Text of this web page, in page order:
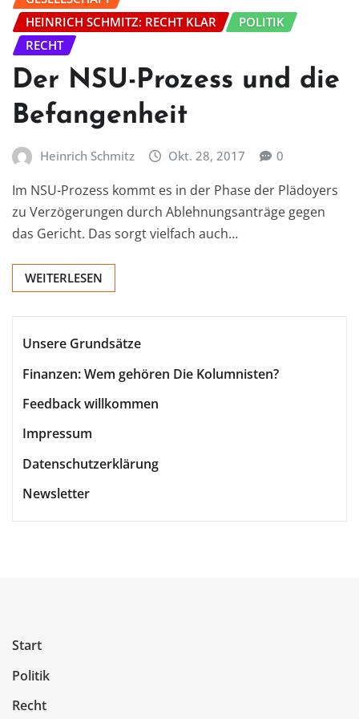
HEINRICH SCHMITZ: RECHT KLAR
POLITIK
RECHT
Der NSU-Prozess und die
Befangenheit
Heinrich Schmitz Okt. 28, 2017 0
Im NSU-Prozess kommt es in der Phase der Plädoyers
zu Verzögerungen durch Ablehnungsanträge gegen
das Gericht. Das sorgt vielfach auch…
WEITERLESEN
Unsere Grundsätze
Finanzen: Wem gehören Die Kolumnisten?
Feedback willkommen
Impressum
Datenschutzerklärung
Newsletter
Start
Politik
Recht